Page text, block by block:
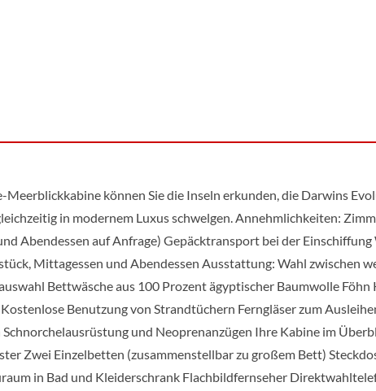
Meerblickkabine können Sie die Inseln erkunden, die Darwins
in modernem Luxus schwelgen. Annehmlichkeiten:
Abendessen auf Anfrage) Gepäcktransport bei der Einschiffung
Mittagessen und Abendessen Ausstattung: Wahl zwischen
Bettwäsche aus 100 Prozent ägyptischer Baumwolle
Benutzung von Strandtüchern Ferngläser zum
und Neoprenanzügen Ihre Kabine im
Zwei Einzelbetten (zusammenstellbar zu großem Bett)
in Bad und Kleiderschrank Flachbildfernseher